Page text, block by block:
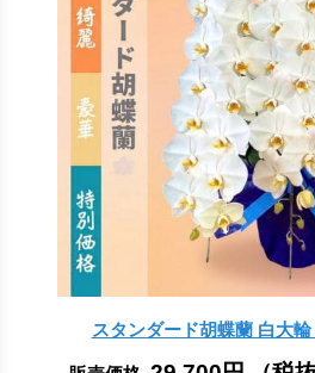
スタンダード胡蝶蘭 白大